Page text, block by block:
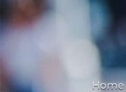
Home